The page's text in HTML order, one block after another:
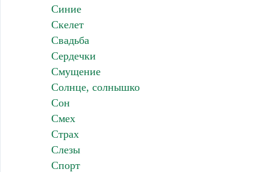
Синие
Скелет
Свадьба
Сердечки
Смущение
Солнце, солнышко
Сон
Смех
Страх
Слезы
Спорт